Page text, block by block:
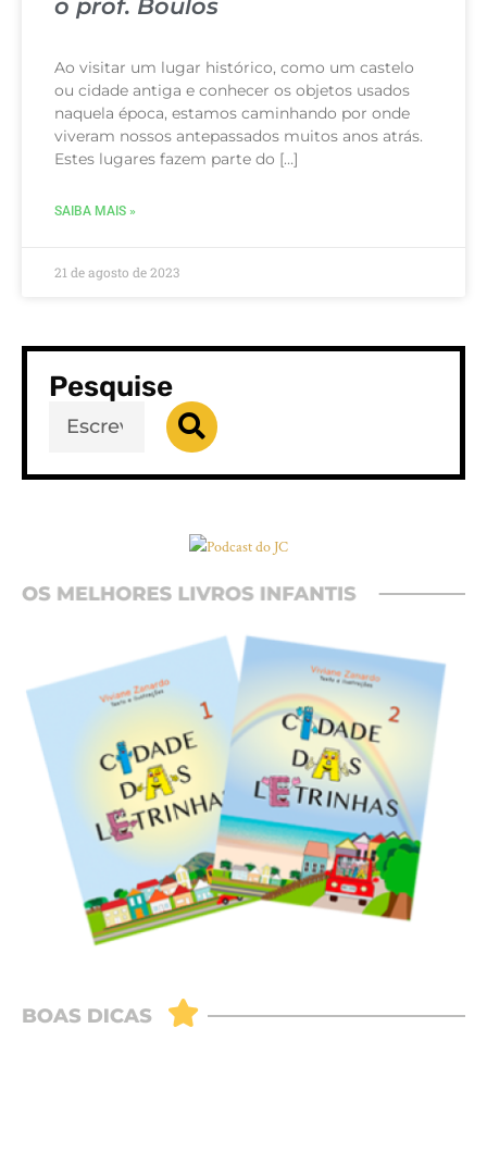
o prof. Boulos
Ao visitar um lugar histórico, como um castelo
ou cidade antiga e conhecer os objetos usados
naquela época, estamos caminhando por onde
viveram nossos antepassados muitos anos atrás.
Estes lugares fazem parte do […]
SAIBA MAIS »
21 de agosto de 2023
Pesquise